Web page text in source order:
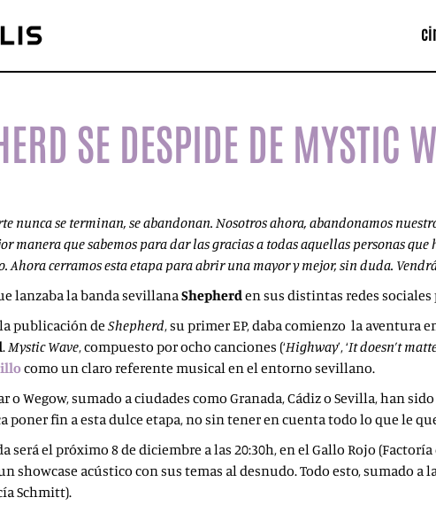
SE DESPIDE DE MYSTIC
nunca se terminan, se abandonan. Nosotros ahora, abandonamos
manera que sabemos para dar las gracias a todas aquellas personas que
Ahora cerramos esta etapa para abrir una mayor y mejor, sin duda.
lanzaba la banda sevillanaShepherden sus distintas redes
publicación de Shepherd, su primer EP, daba comienzo la aventura
.Mystic Wave, compuesto por ocho canciones (‘Highway’, ‘It doesn’t
como un claro referente musical en el entorno sevillano.
o Wegow, sumado a ciudades como Granada, Cádiz o Sevilla, han
poner fin a esta dulce etapa, no sin tener en cuenta todo lo que le
será el próximo 8 de diciembre a las 20:30h, en el Gallo Rojo
showcase acústico con sus temas al desnudo. Todo esto, sumado
Schmitt).